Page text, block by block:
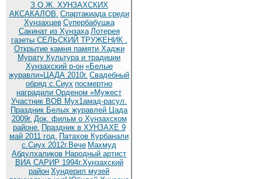
З.О.Ж. ХУНЗАХСКИХ
АКСАКАЛОВ. Спартакиада среди
Хунзахцев Супербабушка
Сакинат из Хунзаха Лотерея
газеты СЕЛЬСКИЙ ТРУЖЕНИК .
Открытие камня памяти Хаджи
Мурату Культура и традиции
Хунзахский р-он «Белые
журавли»ЦАДА 2010г. Cвадебный
обряд c.Сиух посмертно
наградили Орденом «Мужест
Участник ВОВ Мух1амад-расул.
Праздник Белых журавлей Цада
2009г. Док. фильм о Хунзахском
районе. Праздник в ХУНЗАХЕ 9
май 2011 год. Патахов Курбанали
с.Сиух 2012г.Вече Махмуд
Абдулхаликов Народный артист
ВИА САРИР 1994г.Хунзахский
район Хундерил музей